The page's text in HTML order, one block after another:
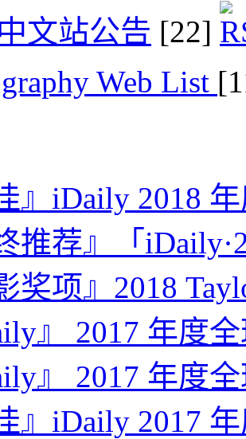
文站公告 [22]
Web List
』iDaily 2018
推荐』「
奖项』2018
』 2017 年度
』 2017 年度
』iDaily 2017